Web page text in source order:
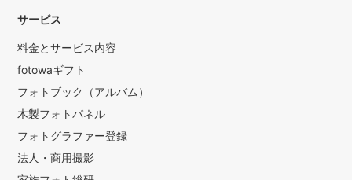
サービス
料金とサービス内容
fotowaギフト
フォトブック（アルバム）
木製フォトパネル
フォトグラファー登録
法人・商用撮影